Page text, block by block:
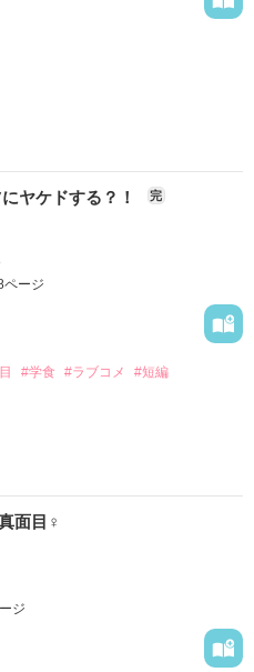
ね｣
に入りなんだわ｣
くない｣
たい不真面目の龍ヶ峰玲音の
読む
ヤケドする？！ 完
ページ
#学食 #ラブコメ #短編
面目♀
ジ